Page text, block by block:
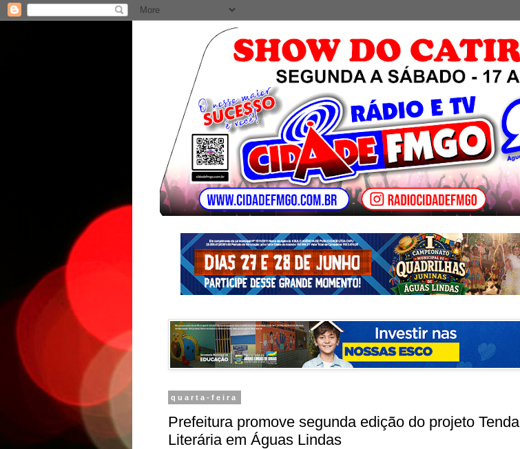
quarta-feira
Prefeitura promove segunda edição do projeto Tenda
Literária em Águas Lindas